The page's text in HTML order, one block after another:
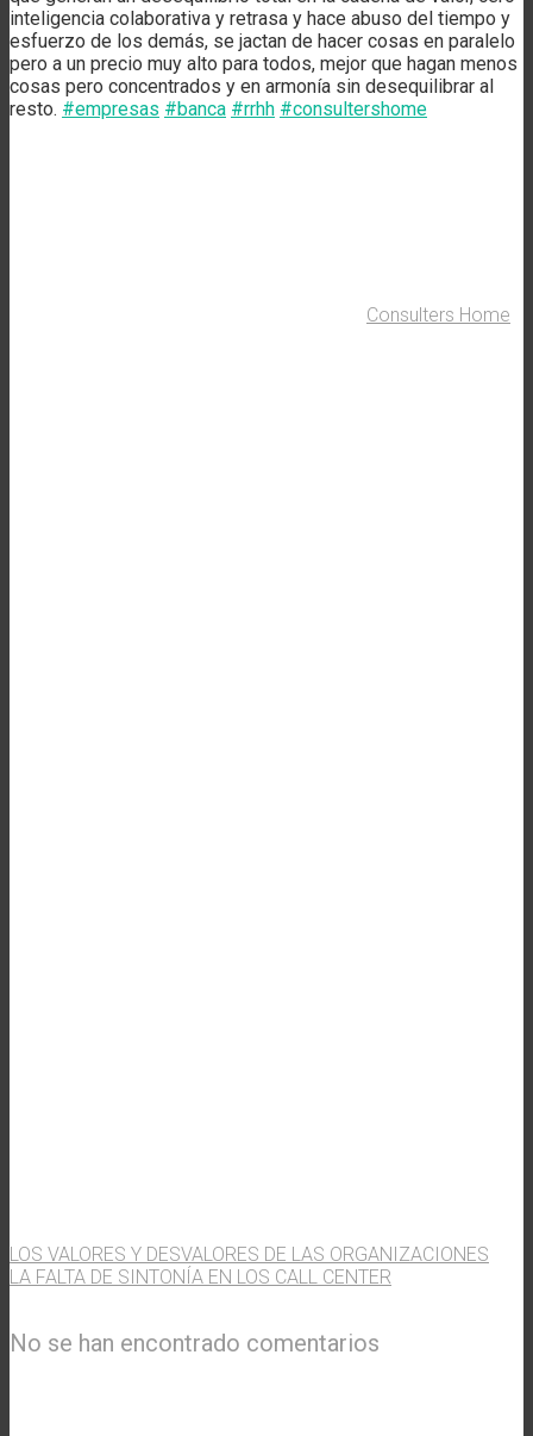
inteligencia colaborativa y retrasa y hace abuso del tiempo y
esfuerzo de los demás, se jactan de hacer cosas en paralelo
pero a un precio muy alto para todos, mejor que hagan menos
cosas pero concentrados y en armonía sin desequilibrar al
resto. #empresas #banca #rrhh #consultershome
Consulters Home
LOS VALORES Y DESVALORES DE LAS ORGANIZACIONES
LA FALTA DE SINTONÍA EN LOS CALL CENTER
No se han encontrado comentarios